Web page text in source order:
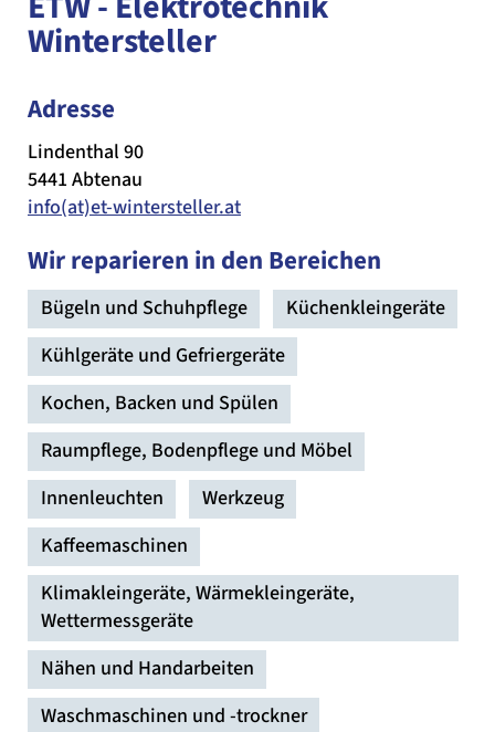
Wintersteller
Adresse
Lindenthal 90
5441 Abtenau
info(at)et-wintersteller.at
Wir reparieren in den Bereichen
Bügeln und Schuhpflege
Küchenkleingeräte
Kühlgeräte und Gefriergeräte
Kochen, Backen und Spülen
Raumpflege, Bodenpflege und Möbel
Innenleuchten
Werkzeug
Kaffeemaschinen
Klimakleingeräte, Wärmekleingeräte,
Wettermessgeräte
Nähen und Handarbeiten
Waschmaschinen und -trockner